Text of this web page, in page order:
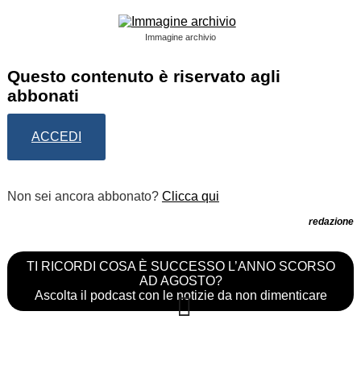
Immagine archivio
Questo contenuto è riservato agli
abbonati
ACCEDI
Non sei ancora abbonato? Clicca qui
redazione
TI RICORDI COSA È SUCCESSO L’ANNO SCORSO
AD AGOSTO?
Ascolta il podcast con le notizie da non dimenticare